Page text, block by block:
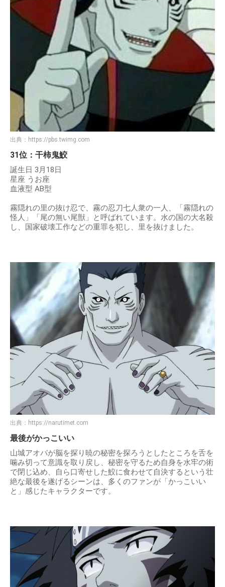
出典： https://pbs.twimg.com
31位：干柿鬼鮫
誕生日 3月18日
星座 うお座
血液型 AB型
霧隠れの里の抜け忍で、霧の忍刀七人衆の一人、「霧隠れの
怪人」「尾の無い尾獣」と呼ばれています。水の国の大名殺
し、国家破壊工作などの重罪を犯し、里を抜けました。
出典： https://narutimet.com
最後がかっこいい
山城アオバが脳を探り暁の秘密を探ろうとしたところを舌を
噛み切って意識を取り戻し、秘密を守るため自身を水牢の術
で閉じ込め、自ら口寄せした鮫に食わせて自決するという壮
絶な最後を遂げるシーンは、多くのファンが「かっこいい
と」感じたキャラクターです。